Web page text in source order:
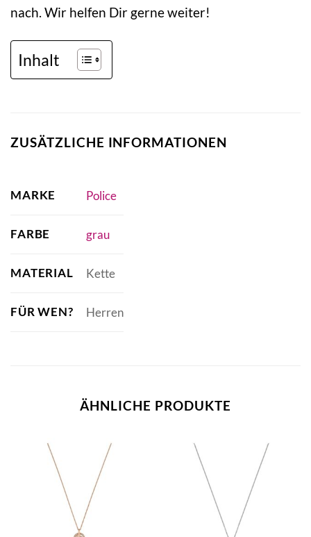
nach. Wir helfen Dir gerne weiter!
Inhalt
ZUSÄTZLICHE INFORMATIONEN
MARKE Police
FARBE grau
MATERIAL Kette
FÜR WEN? Herren
ÄHNLICHE PRODUKTE